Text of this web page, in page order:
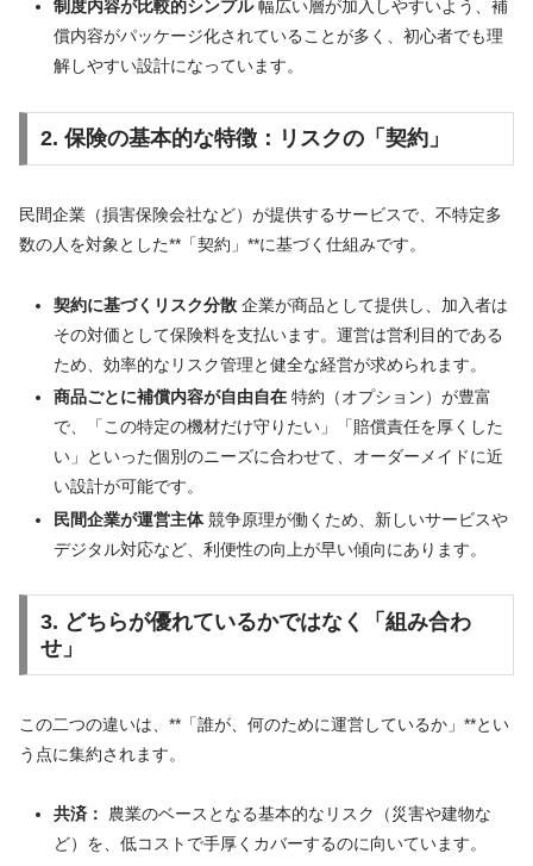
制度内容が比較的シンプル幅広い層が加入しやすいよう、補
償内容がパッケージ化されていることが多く、初心者でも理
解しやすい設計になっています。
2. 保険の基本的な特徴：リスクの「契約」
民間企業（損害保険会社など）が提供するサービスで、不特定多
数の人を対象とした**「契約」**に基づく仕組みです。
契約に基づくリスク分散企業が商品として提供し、加入者は
その対価として保険料を支払います。運営は営利目的である
ため、効率的なリスク管理と健全な経営が求められます。
商品ごとに補償内容が自由自在特約（オプション）が豊富
で、「この特定の機材だけ守りたい」「賠償責任を厚くした
い」といった個別のニーズに合わせて、オーダーメイドに近
い設計が可能です。
民間企業が運営主体競争原理が働くため、新しいサービスや
デジタル対応など、利便性の向上が早い傾向にあります。
3. どちらが優れているかではなく「組み合わ
せ」
この二つの違いは、**「誰が、何のために運営しているか」**とい
う点に集約されます。
共済：
農業のベースとなる基本的なリスク（災害や建物な
ど）を、低コストで手厚くカバーするのに向いています。